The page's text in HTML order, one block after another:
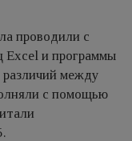
проводили с
Exсel и программы
между
с помощью